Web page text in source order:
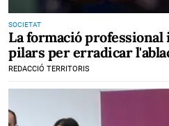
SOCIETAT
La formació
pilars per erradicar
REDACCIÓ TERRITORIS